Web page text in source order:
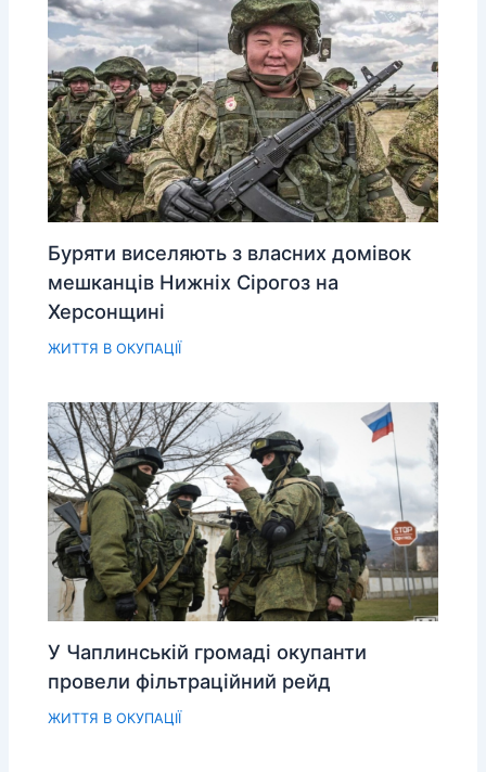
Буряти виселяють з власних домівок
мешканців Нижніх Сірогоз на
Херсонщині
ЖИТТЯ В ОКУПАЦІЇ
У Чаплинській громаді окупанти
провели фільтраційний рейд
ЖИТТЯ В ОКУПАЦІЇ